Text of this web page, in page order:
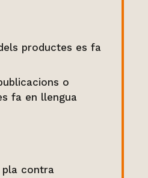
productes es fa
o
fa en llengua
pla contra